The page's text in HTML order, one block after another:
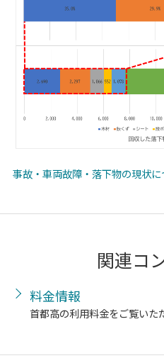
事故・車両故障・落下物の現状に
関連コ
料金情報
首都高の利用料金をご覧いた